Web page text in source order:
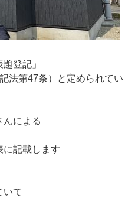
登記」
法第47条）と定められてい
んによる
に記載します
いて